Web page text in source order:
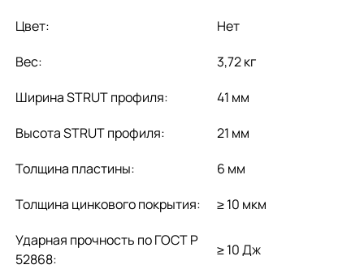
Цвет:
Нет
Вес:
3,72 кг
Ширина STRUT профиля:
41 мм
Высота STRUT профиля:
21 мм
Толщина пластины:
6 мм
Толщина цинкового покрытия:
≥ 10 мкм
Ударная прочность по ГОСТ Р
52868:
≥ 10 Дж